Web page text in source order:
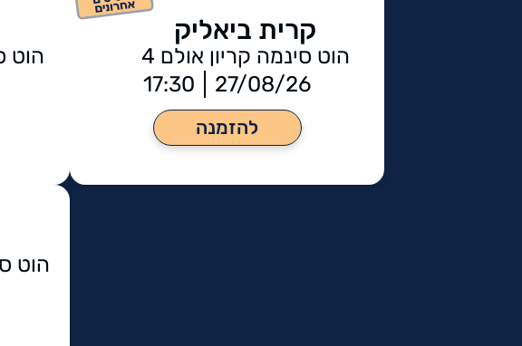
קרית ביאליק
הוט סינמה קריון אולם 4
27/08/26
17:30
להזמנה
הוט
הוט